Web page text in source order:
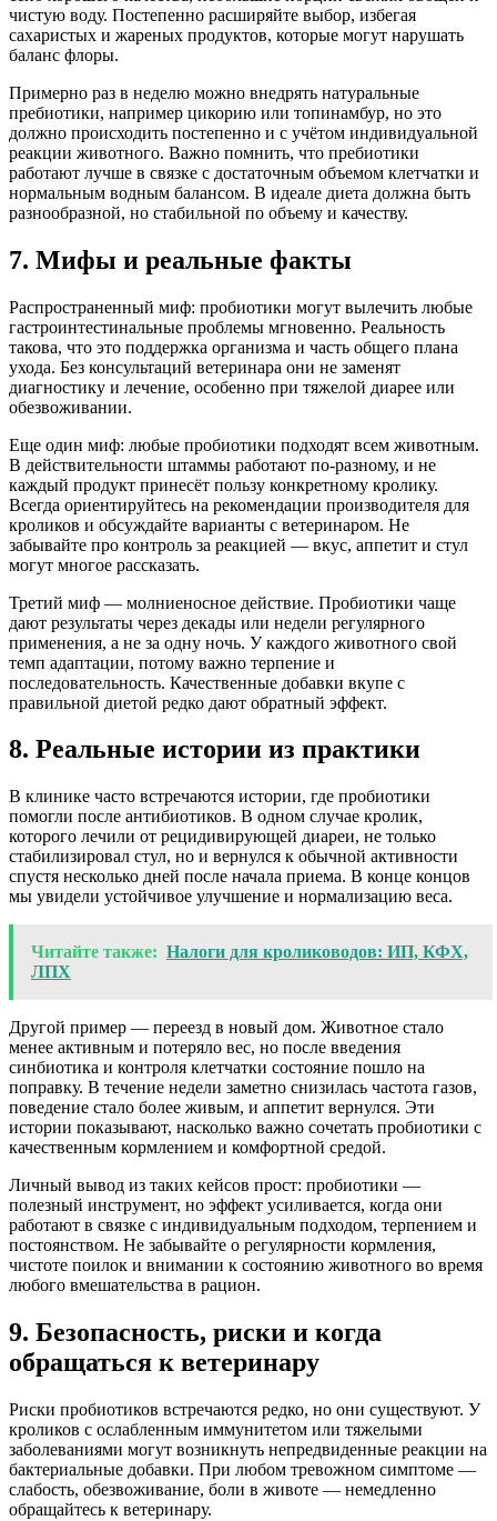
чистую воду. Постепенно расширяйте выбор, избегая
сахаристых и жареных продуктов, которые могут нарушать
баланс флоры.
Примерно раз в неделю можно внедрять натуральные
пребиотики, например цикорию или топинамбур, но это
должно происходить постепенно и с учётом индивидуальной
реакции животного. Важно помнить, что пребиотики
работают лучше в связке с достаточным объемом клетчатки и
нормальным водным балансом. В идеале диета должна быть
разнообразной, но стабильной по объему и качеству.
7. Мифы и реальные факты
Распространенный миф: пробиотики могут вылечить любые
гастроинтестинальные проблемы мгновенно. Реальность
такова, что это поддержка организма и часть общего плана
ухода. Без консультаций ветеринара они не заменят
диагностику и лечение, особенно при тяжелой диарее или
обезвоживании.
Еще один миф: любые пробиотики подходят всем животным.
В действительности штаммы работают по-разному, и не
каждый продукт принесёт пользу конкретному кролику.
Всегда ориентируйтесь на рекомендации производителя для
кроликов и обсуждайте варианты с ветеринаром. Не
забывайте про контроль за реакцией — вкус, аппетит и стул
могут многое рассказать.
Третий миф — молниеносное действие. Пробиотики чаще
дают результаты через декады или недели регулярного
применения, а не за одну ночь. У каждого животного свой
темп адаптации, потому важно терпение и
последовательность. Качественные добавки вкупе с
правильной диетой редко дают обратный эффект.
8. Реальные истории из практики
В клинике часто встречаются истории, где пробиотики
помогли после антибиотиков. В одном случае кролик,
которого лечили от рецидивирующей диареи, не только
стабилизировал стул, но и вернулся к обычной активности
спустя несколько дней после начала приема. В конце концов
мы увидели устойчивое улучшение и нормализацию веса.
Читайте также: Налоги для кролиководов: ИП, КФХ,
ЛПХ
Другой пример — переезд в новый дом. Животное стало
менее активным и потеряло вес, но после введения
синбиотика и контроля клетчатки состояние пошло на
поправку. В течение недели заметно снизилась частота газов,
поведение стало более живым, и аппетит вернулся. Эти
истории показывают, насколько важно сочетать пробиотики с
качественным кормлением и комфортной средой.
Личный вывод из таких кейсов прост: пробиотики —
полезный инструмент, но эффект усиливается, когда они
работают в связке с индивидуальным подходом, терпением и
постоянством. Не забывайте о регулярности кормления,
чистоте поилок и внимании к состоянию животного во время
любого вмешательства в рацион.
9. Безопасность, риски и когда
обращаться к ветеринару
Риски пробиотиков встречаются редко, но они существуют. У
кроликов с ослабленным иммунитетом или тяжелыми
заболеваниями могут возникнуть непредвиденные реакции на
бактериальные добавки. При любом тревожном симптоме —
слабость, обезвоживание, боли в животе — немедленно
обращайтесь к ветеринару.